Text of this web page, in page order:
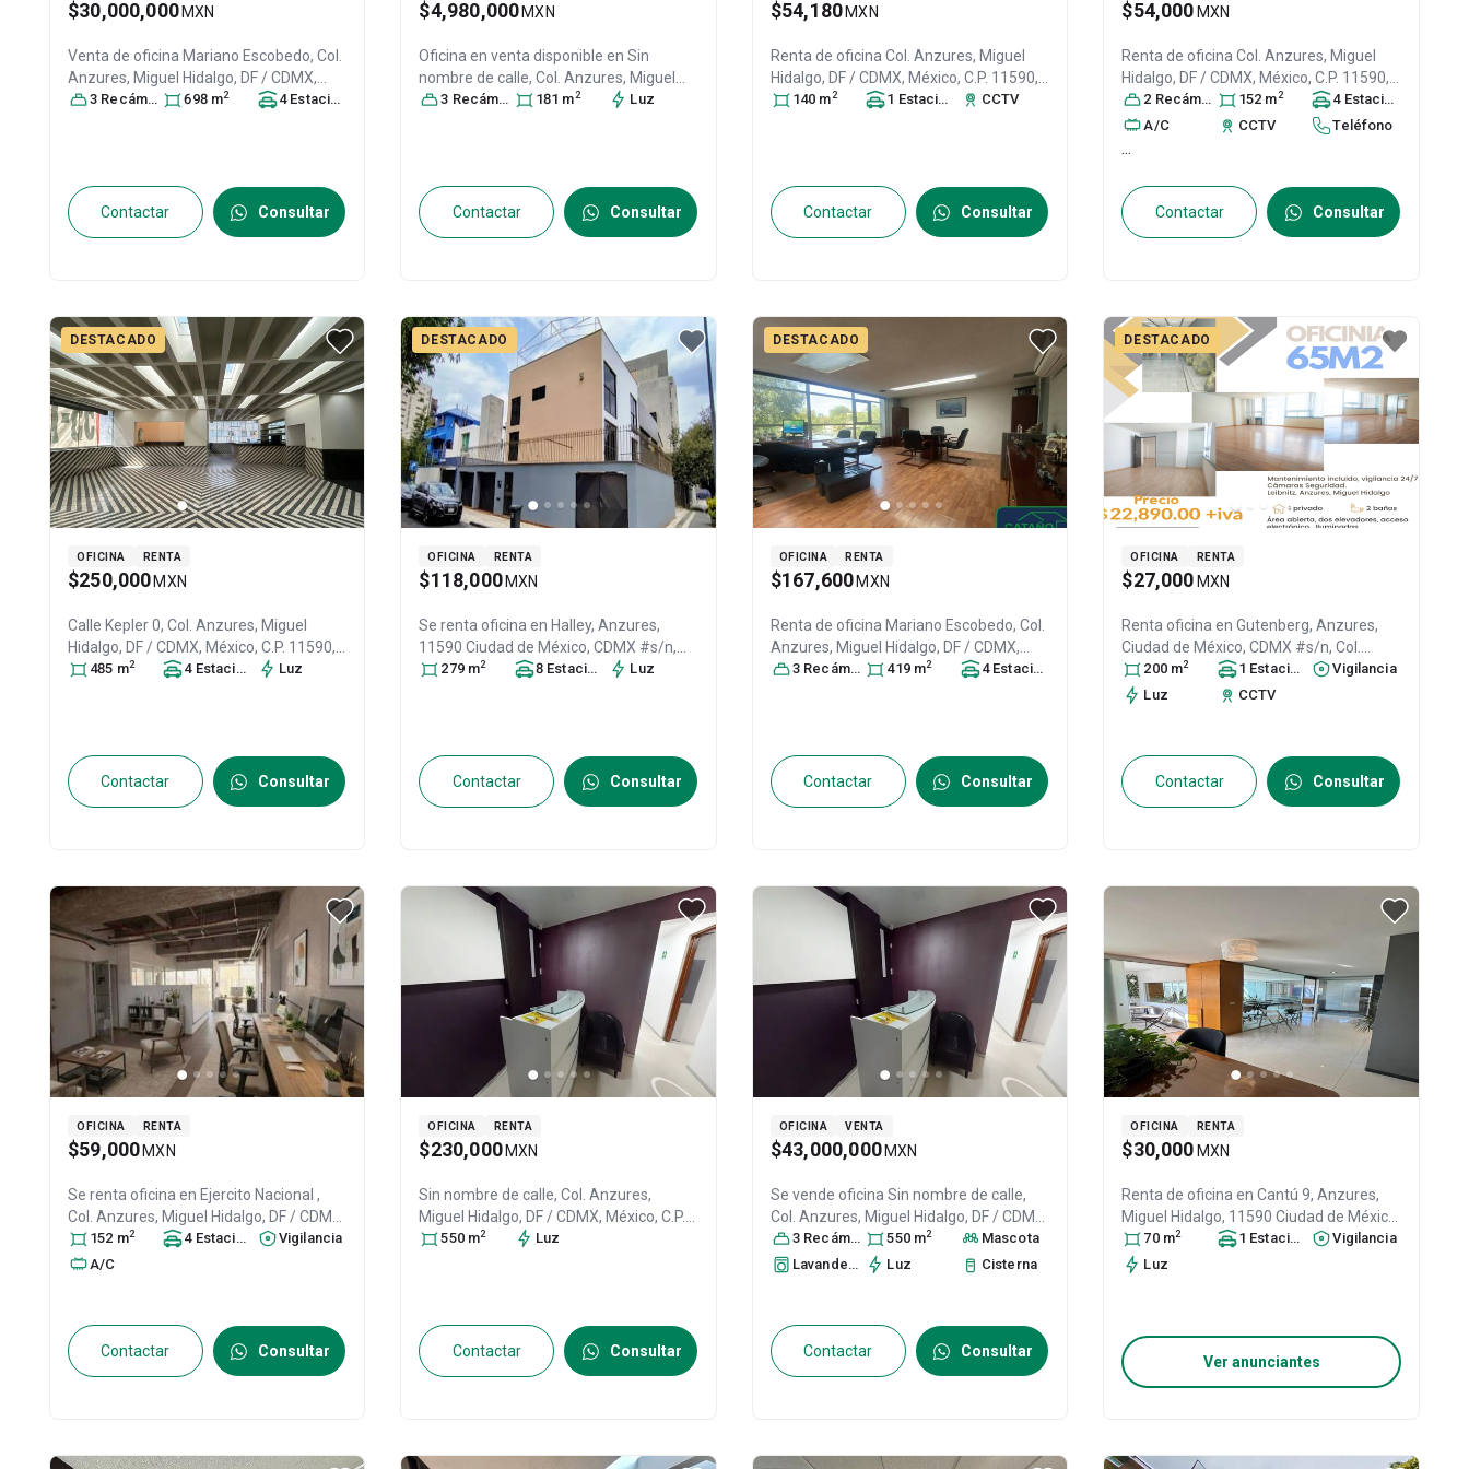
$30,000,000 MXN
Venta de oficina Mariano Escobedo, Col.
Anzures, Miguel Hidalgo, DF / CDMX,
México, C.P. 11590, ID:31351467
3 Recámara s 698 m2 4 Estacionamiento
Contactar Consultar
$4,980,000 MXN
Oficina en venta disponible enSin
nombre de calle, Col. Anzures, Miguel
Hidalgo, DF / CDMX, México , C.P. 11590
3 Recámara s 181 m2 Luz
Contactar Consultar
$54,180 MXN
Renta de oficina Col. Anzures, Miguel
Hidalgo, DF / CDMX, México, C.P. 11590,
ID:31437378
140 m2 1 Estacionamiento CCTV
Contactar Consultar
$54,000 MXN
Renta de oficinaCol. Anzures, Miguel
Hidalgo, DF / CDMX, México, C.P. 11590,
ID:30925994
2 Recámara s 152 m2 4 Estacionamiento
A/C
CCTV Teléfono
...
Contactar Consultar
DESTACADO
OFICINA RENTA
$250,000 MXN
Calle Kepler 0, Col. Anzures, Miguel
Hidalgo, DF / CDMX, México, C.P. 11590,
ID:31575262
485 m2 4 Estacionamiento Luz
Contactar Consultar
DESTACADO
OFICINA RENTA
$118,000 MXN
Se renta oficina en Halley, Anzures,
11590 Ciudad de México, CDMX #s/n,
Col. Anzures, Miguel Hidalgo, DF / CDMX
279 m2 8 Estacionamiento Luz
Contactar Consultar
DESTACADO
OFICINA RENTA
$167,600 MXN
Renta de oficina Mariano Escobedo, Col.
Anzures, Miguel Hidalgo, DF / CDMX,
México, C.P. 11590, ID:31351468
3 Recámara s 419 m2 4 Estacionamiento
Contactar Consultar
DESTACADO
OFICINA RENTA
$27,000 MXN
Renta oficina enGutenberg, Anzures,
Ciudad de México, CDMX #s/n, Col.
Anzures,Miguel Hidalgo, DF / CDMX,
México
, C.P. 11590, ID:31033276
200 m2 1 Estacionamiento
Vigilancia
Luz
CCTV
Contactar Consultar
OFICINA RENTA
$59,000 MXN
Se renta oficina en Ejercito Nacional ,
Col. Anzures, Miguel Hidalgo, DF / CDMX
México , C.P. 11590 , ID:27600110
152 m2 4 Estacionamiento s
Vigilancia
A/C
Contactar Consultar
OFICINA RENTA
$230,000 MXN
Sin nombre de calle, Col. Anzures,
Miguel Hidalgo, DF / CDMX, México, C.P.
11590, ID: 30795895
550 m2 Luz
Contactar Consultar
OFICINA VENTA
$43,000,000 MXN
Se vende oficina Sin nombre de calle,
Col. Anzures, Miguel Hidalgo, DF / CDMX
México, C.P. 11590, ID:30795897
3 Recámara s 550 m2
Mascota
Lavandería
Luz Cisterna
Contactar Consultar
OFICINA RENTA
$30,000 MXN
Renta de oficina enCantú 9, Anzures,
Miguel Hidalgo, 11590 Ciudad de México,
CDMX #9, Col. Anzures,Miguel Hidalgo,
DF / CDMX
70 m2 1 Estacionamiento
Vigilancia
Luz
Ver anunciantes